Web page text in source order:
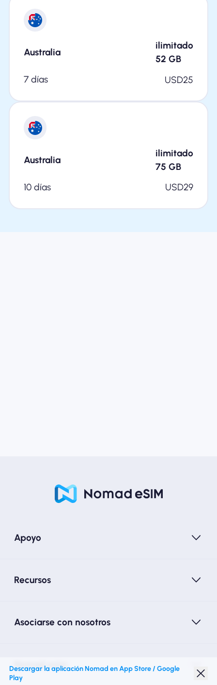
Australia
ilimitado
52 GB
7 días
USD25
Australia
ilimitado
75 GB
10 días
USD29
Apoyo
Recursos
Asociarse con nosotros
Nomad esim
Descargar la aplicación Nomad en App Store / Google
Play